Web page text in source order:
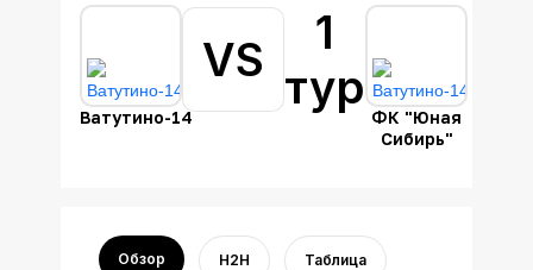
Ватутино-14
ФК "Юная
Сибирь"
VS
1
тур
Обзор H2H Таблица